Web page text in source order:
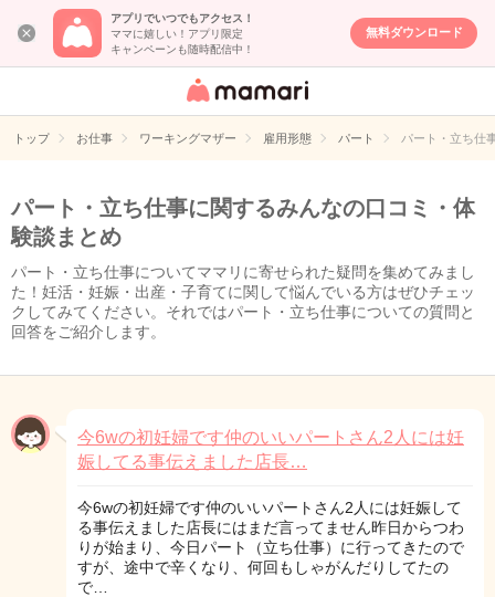
アプリでいつでもアクセス！
ママに嬉しい！アプリ限定
キャンペーンも随時配信中！
無料ダウンロード
女性専用匿名QA
イト
トップ お仕事 ワーキングマザー 雇用形態 パート パート・立ち仕
パート・立ち仕事に関するみんなの口コミ・体
験談まとめ
パート・立ち仕事についてママリに寄せられた疑問を集めてみまし
た！妊活・妊娠・出産・子育てに関して悩んでいる方はぜひチェッ
クしてみてください。それではパート・立ち仕事についての質問と
回答をご紹介します。
今6wの初妊婦です仲のいいパートさん2人には妊
娠してる事伝えました店長…
今6wの初妊婦です仲のいいパートさん2人には妊娠して
る事伝えました店長にはまだ言ってません昨日からつわ
りが始まり、今日パート（立ち仕事）に行ってきたので
すが、途中で辛くなり、何回もしゃがんだりしてたの
で…